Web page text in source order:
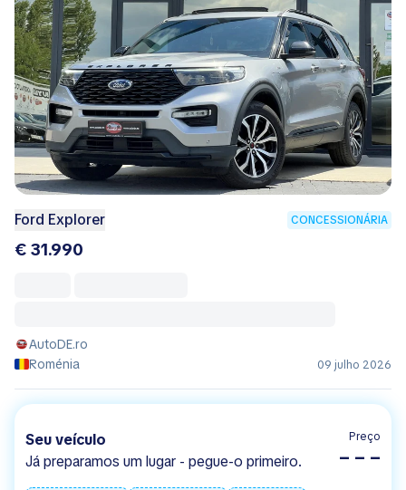
Ford Explorer CONCESSIONÁRIA
€ 31.990
AutoDE.ro
Roménia
09 julho 2026
Seu veículo
Já preparamos um lugar - pegue-o primeiro.
Preço
– – –